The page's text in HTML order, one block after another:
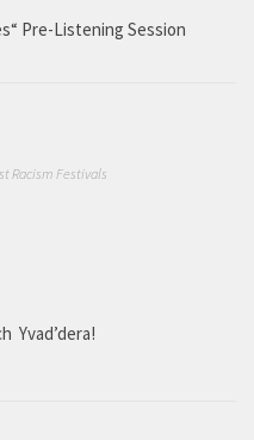
Pre-Listening Session
Racism Festivals
Yvad’dera!